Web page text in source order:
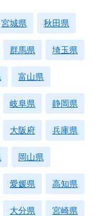
宮城県 秋田県
群馬県 埼玉県
富山県
岐阜県 静岡県
大阪府 兵庫県
岡山県
愛媛県 高知県
大分県 宮崎県